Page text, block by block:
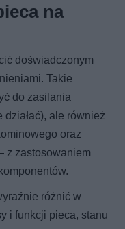
na
doświadczonym
Takie
do zasilania
ale również
oraz
z zastosowaniem
różnić w
i funkcji pieca, stanu